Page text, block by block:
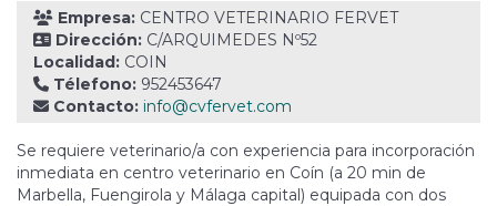
Empresa: CENTRO VETERINARIO FERVET
Dirección: C/ARQUIMEDES Nº52
Localidad: COIN
Télefono: 952453647
Contacto: info@cvfervet.com
Se requiere veterinario/a con experiencia para incorporación
inmediata en centro veterinario en Coín (a 20 min de
Marbella, Fuengirola y Málaga capital) equipada con dos